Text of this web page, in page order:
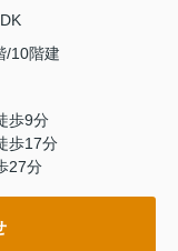
/10階建
歩9分
歩17分
27分